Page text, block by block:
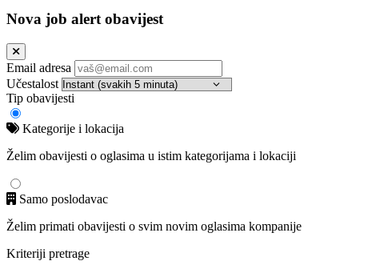
Nova job alert obavijest
Email adresa
Učestalost
Tip obavijesti
Kategorije i lokacija
Želim obavijesti o oglasima u istim kategorijama i lokaciji
Samo poslodavac
Želim primati obavijesti o svim novim oglasima kompanije
Kriteriji pretrage